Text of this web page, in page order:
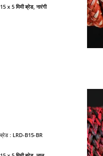
15 x 5 मिमी ब्रेड, नारंगी
ब्रेड : LRD-B15-BR